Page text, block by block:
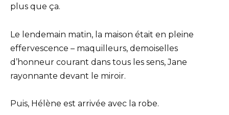
plus que ça.
Le lendemain matin, la maison était en pleine
effervescence – maquilleurs, demoiselles
d’honneur courant dans tous les sens, Jane
rayonnante devant le miroir.
Puis, Hélène est arrivée avec la robe.